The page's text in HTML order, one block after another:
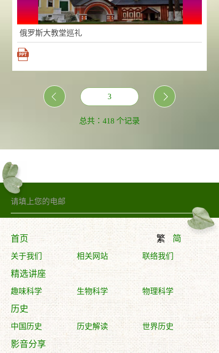
俄罗斯大教堂巡礼
3
总共：418 个记录
订阅精句
首页 简
繁
关于我们 相关网站 联络我们
精选讲座
趣味科学 生物科学 物理科学
历史
中国历史 历史解读 世界历史
影音分享